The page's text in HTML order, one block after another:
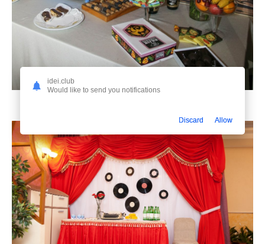
idei.club
Would like to send you notifications
Discard Allow